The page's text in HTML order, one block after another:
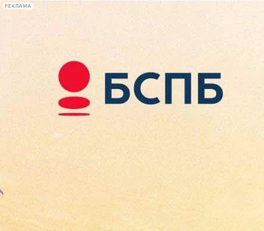
РЕКЛАМА
Сегодня:
2026.08.07
16:43
Афиша Plus